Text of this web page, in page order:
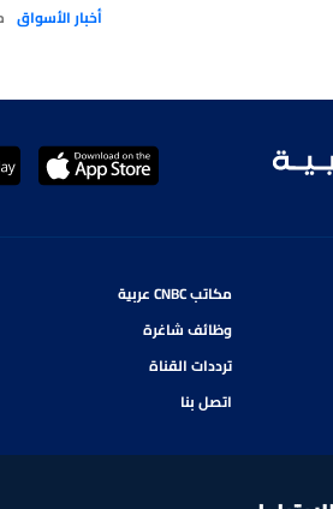
أخبار الأسواق
مكاتب CNBC عربية
وظائف شاغرة
ترددات القناة
اتصل بنا